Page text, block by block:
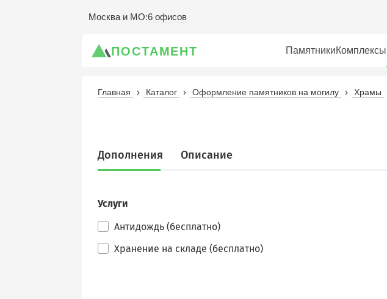
Москва и МО:6 офисов
ПОСТАМЕНТ ПамятникиКомплексы
Главная Каталог Оформление памятников на могилу Храмы
Дополнения Описание
Услуги
Антидождь (бесплатно)
Хранение на складе (бесплатно)